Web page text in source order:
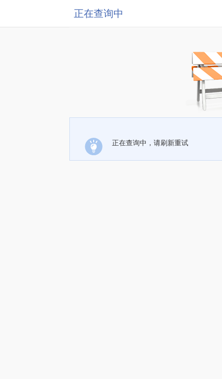
正在查询中
正在查询中，请刷新重试